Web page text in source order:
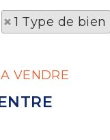
1 Type de bien
VENDRE